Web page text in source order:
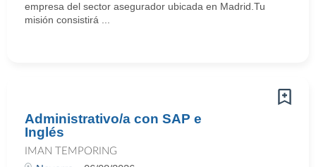
empresa del sector asegurador ubicada en Madrid.Tu
misión consistirá ...
Administrativo/a con SAP e
Inglés
IMAN TEMPORING